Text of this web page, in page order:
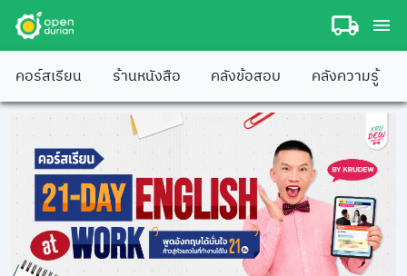
คอร์สเรียน ร้านหนังสือ คลังข้อสอบ คลังความรู้